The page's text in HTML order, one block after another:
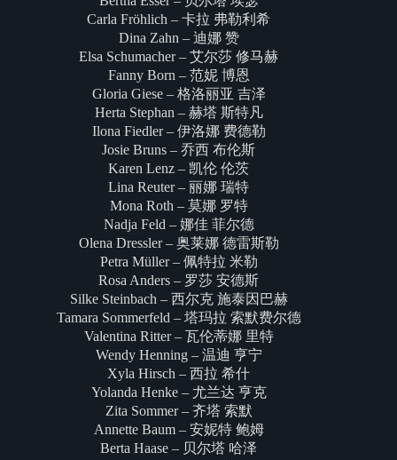
Carla Fröhlich – 卡拉 弗勒利希
Dina Zahn – 迪娜 赞
Elsa Schumacher – 艾尔莎 修马赫
Fanny Born – 范妮 博恩
Gloria Giese – 格洛丽亚 吉泽
Herta Stephan – 赫塔 斯特凡
Ilona Fiedler – 伊洛娜 费德勒
Josie Bruns – 乔西 布伦斯
Karen Lenz – 凯伦 伦茨
Lina Reuter – 丽娜 瑞特
Mona Roth – 莫娜 罗特
Nadja Feld – 娜佳 菲尔德
Olena Dressler – 奥莱娜 德雷斯勒
Petra Müller – 佩特拉 米勒
Rosa Anders – 罗莎 安德斯
Silke Steinbach – 西尔克 施泰因巴赫
Tamara Sommerfeld – 塔玛拉 索默费尔德
Valentina Ritter – 瓦伦蒂娜 里特
Wendy Henning – 温迪 亨宁
Xyla Hirsch – 西拉 希什
Yolanda Henke – 尤兰达 亨克
Zita Sommer – 齐塔 索默
Annette Baum – 安妮特 鲍姆
Berta Haase – 贝尔塔 哈泽